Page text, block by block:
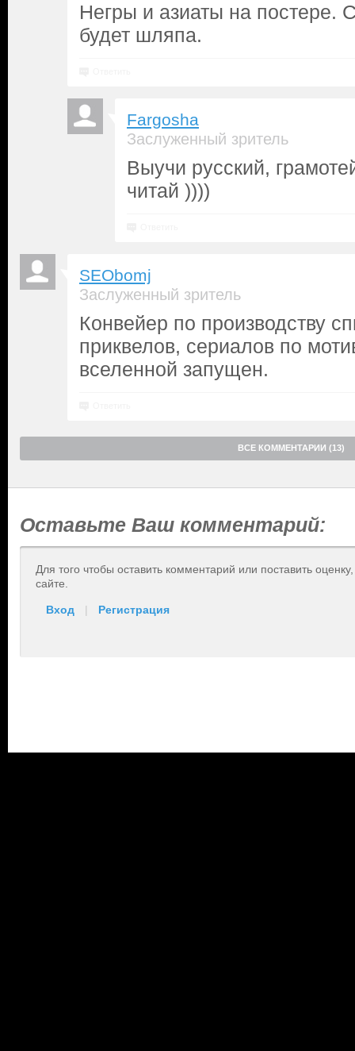
Негры и азиаты на постере.
будет шляпа.
Fargosha
Заслуженный зритель
Выучи русский,
читай ))))
SEObomj
Заслуженный зритель
Конвейер по производству
приквелов, сериалов по
вселенной запущен.
ВСЕ КОММЕНТАРИИ (13)
Оставьте Ваш комментарий:
Для того чтобы оставить комментарий или поставить
сайте.
Вход | Регистрация